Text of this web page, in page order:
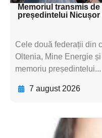
Memoriul transmis
președintelui Nicușor
Cele două federații din
Oltenia, Mine Energie
memoriu președintelui...
7 august 2026